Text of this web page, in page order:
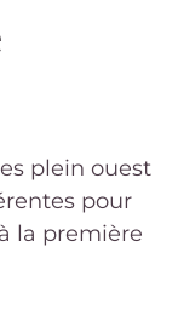
plein ouest
pour
la première